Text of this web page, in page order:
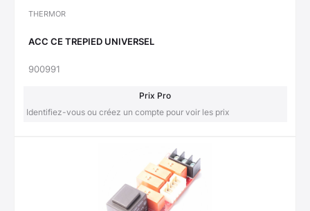
THERMOR
ACC CE TREPIED UNIVERSEL
900991
Prix Pro
Identifiez-vous ou créez un compte pour voir les prix